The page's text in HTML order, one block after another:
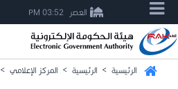
العصر 03:52 PM
الرئيسية > الرئيسية > المركز الإعلامي >